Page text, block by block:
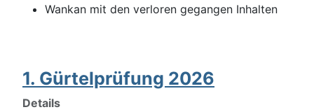
Wankan mit den verloren gegangen Inhalten
1. Gürtelprüfung 2026
Details